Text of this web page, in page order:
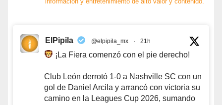
ElPipila @elpipila_mx · 21h
¡La Fiera comenzó con el pie derecho!
Club León derrotó 1-0 a Nashville SC con un
gol de Daniel Arcila y arrancó con victoria su
camino en la Leagues Cup 2026, sumando